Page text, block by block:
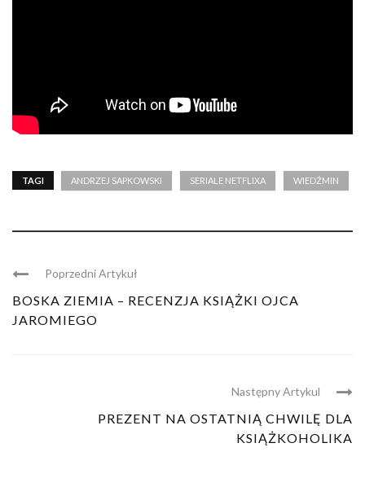
TAGI ANDRZEJ SAPKOWSKI SERIALE NETFLIXA WIEDŹMIN
Poprzedni Artykuł
BOSKA ZIEMIA – RECENZJA KSIĄŻKI OJCA
JAROMIEGO
Następny Artykul
PREZENT NA OSTATNIĄ CHWILĘ DLA
KSIĄŻKOHOLIKA